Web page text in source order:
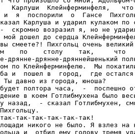
Карлуши  Клейнферминфеля,
и  я  поспорили  о  Гансе
Карлуша и ударил кулаком по
скромно возразил я, но не
мой дошел до сердца
смеете?! Пихгольц очень
по    столу    так,     что
дрянне-дрянне-дряннейшенький
по Клейнферминфелю.  Мы
и  пошел в  город,  где
Ты давно из города, юноша?
полтора часа,  -  поспешно
в коем Готлибмухена было
назад,  - сказал Готлибмухен,
так-так-так-так-так!
никого не было. Я взлез на
и  отбил ему голову тремя